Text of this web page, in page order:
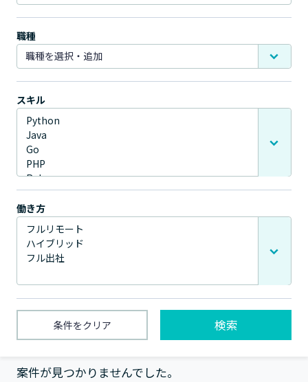
職種
スキル
働き方
条件をクリア 検索
1〜0件 / 全0件
案件が見つかりませんでした。